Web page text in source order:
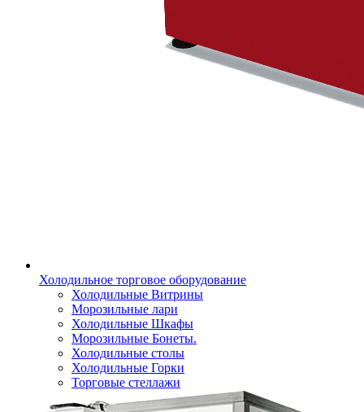
Холодильное торговое оборудование
Холодильные Витрины
Морозильные лари
Холодильные Шкафы
Морозильные Бонеты.
Холодильные столы
Холодильные Горки
Торговые стеллажи